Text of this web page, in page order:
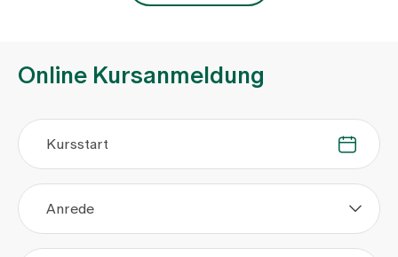
Online Kursanmeldung
. .
Kursstart
Anrede